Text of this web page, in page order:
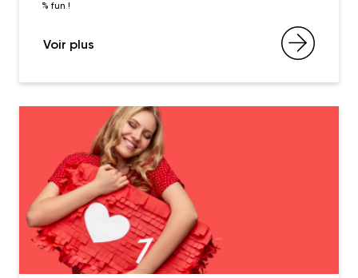
% fun !
Voir plus